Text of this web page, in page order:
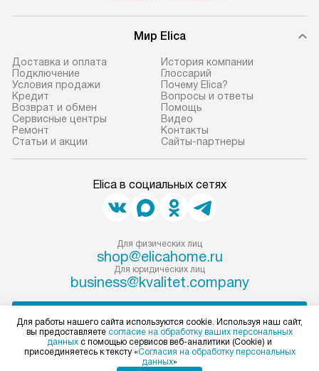
Мир Elica
Доставка и оплата
Подключение
Условия продажи
Кредит
Возврат и обмен
Сервисные центры
Ремонт
Статьи и акции
История компании
Глоссарий
Почему Elica?
Вопросы и ответы
Помощь
Видео
Контакты
Сайты-партнеры
Elica в социальных сетях
Для физических лиц
shop@elicahome.ru
Для юридических лиц
business@kvalitet.company
Политика конфиденциальности
Условия продажи
Для работы нашего сайта используются cookie. Используя наш сайт,
вы предоставляете согласие на обработку ваших персональных
данных с помощью сервисов веб-аналитики (Cookie) и
присоединяетесь к тексту «Согласия на обработку персональных
данных»